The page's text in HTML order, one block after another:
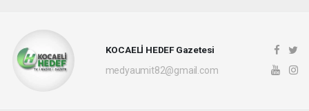
KOCAELİ HEDEF Gazetesi
medyaumit82@gmail.com